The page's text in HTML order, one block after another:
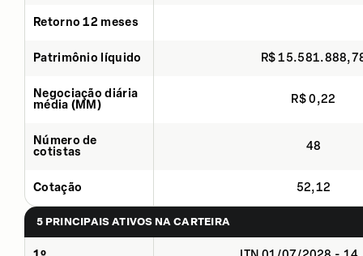
Retorno 12 meses
Patrimônio líquido R$
Negociação diária
média (MM)
R$ 0,22
Número de
cotistas
48
Cotação 52,12
5 PRINCIPAIS ATIVOS NA CARTEIRA